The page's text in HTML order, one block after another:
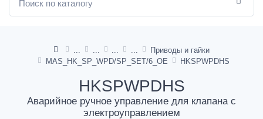
Приводы и гайки
MAS_HK_SP_WPD/SP_SET/6_OE
HKSPWPDHS
HKSPWPDHS
Аварийное ручное управление для клапана с
электроуправлением